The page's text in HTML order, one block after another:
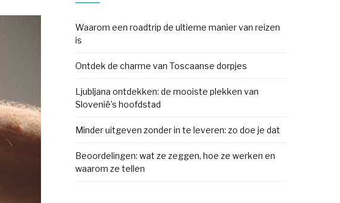
Waarom een roadtrip de ultieme manier van reizen
is
Ontdek de charme van Toscaanse dorpjes
Ljubljana ontdekken: de mooiste plekken van
Slovenië’s hoofdstad
Minder uitgeven zonder in te leveren: zo doe je dat
Beoordelingen: wat ze zeggen, hoe ze werken en
waarom ze tellen